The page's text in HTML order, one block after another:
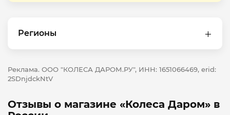
Регионы
Реклама. ООО "КОЛЕСА ДАРОМ.РУ", ИНН: 1651066469, erid:
2SDnjdckNtV
Отзывы о магазине «Колеса Даром» в